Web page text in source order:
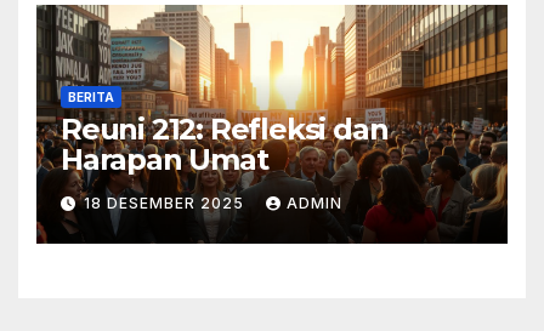
BERITA
Reuni 212: Refleksi dan
Harapan Umat
18 DESEMBER 2025 ADMIN